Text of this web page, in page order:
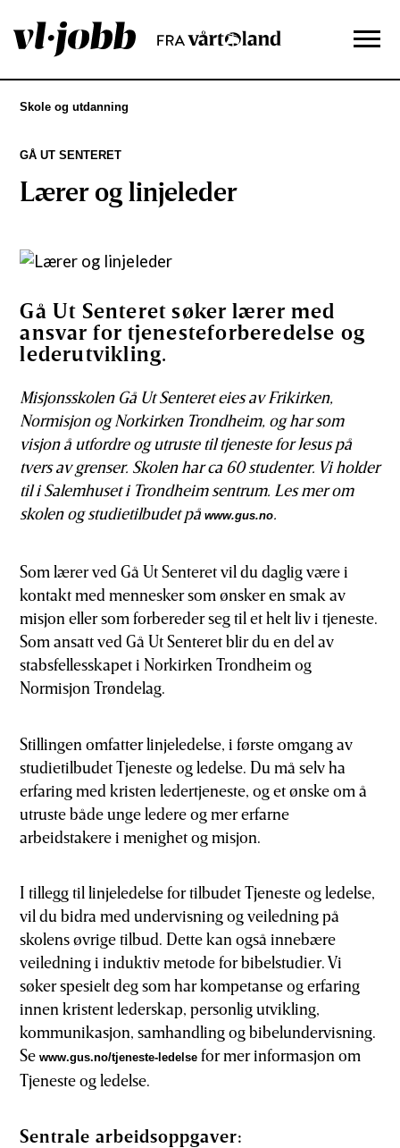
Skole og utdanning
GÅ UT SENTERET
Lærer og linjeleder
Gå Ut Senteret søker lærer med
ansvar for tjenesteforberedelse og
lederutvikling.
Misjonsskolen Gå Ut Senteret eies av Frikirken,
Normisjon og Norkirken Trondheim, og har som
visjon å utfordre og utruste til tjeneste for Jesus på
tvers av grenser. Skolen har ca 60 studenter. Vi holder
til i Salemhuset i Trondheim sentrum. Les mer om
skolen og studietilbudet påwww.gus.no.
Som lærer ved Gå Ut Senteret vil du daglig være i
kontakt med mennesker som ønsker en smak av
misjon eller som forbereder seg til et helt liv i tjeneste.
Som ansatt ved Gå Ut Senteret blir du en del av
stabsfellesskapet i Norkirken Trondheim og
Normisjon Trøndelag.
Stillingen omfatter linjeledelse, i første omgang av
studietilbudet Tjeneste og ledelse. Du må selv ha
erfaring med kristen ledertjeneste, og et ønske om å
utruste både unge ledere og mer erfarne
arbeidstakere i menighet og misjon.
I tillegg til linjeledelse for tilbudet Tjeneste og ledelse,
vil du bidra med undervisning og veiledning på
skolens øvrige tilbud. Dette kan også innebære
veiledning i induktiv metode for bibelstudier. Vi
søker spesielt deg som har kompetanse og erfaring
innen kristent lederskap, personlig utvikling,
kommunikasjon, samhandling og bibelundervisning.
Sewww.gus.no/tjeneste-ledelse for mer informasjon om
Tjeneste og ledelse.
Sentrale arbeidsoppgaver: